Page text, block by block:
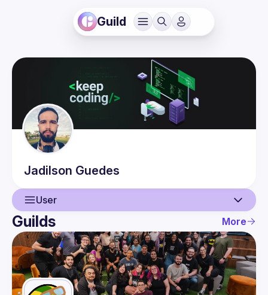
Guild
Jadilson Guedes
User
User
Guilds
Guilds More